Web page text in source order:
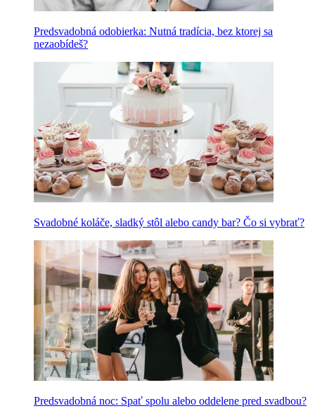
Predsvadobná odobierka: Nutná tradícia, bez ktorej sa
nezaobídeš?
Svadobné koláče, sladký stôl alebo candy bar? Čo si vybrať?
Predsvadobná noc: Spať spolu alebo oddelene pred svadbou?